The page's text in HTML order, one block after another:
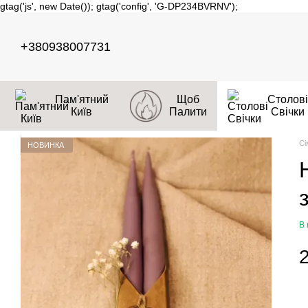
gtag('js', new Date()); gtag('config', 'G-DP234BVRNV');
+380938007731
Пам'ятний
Київ
Щоб
Палити
Столові
Свічки
НОВИНКА
В